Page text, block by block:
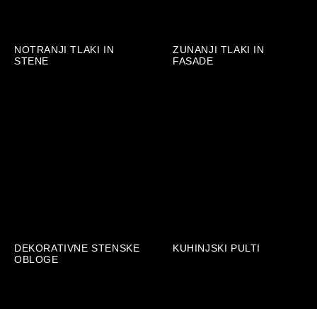
NOTRANJI TLAKI IN
STENE
ZUNANJI TLAKI IN
FASADE
DEKORATIVNE STENSKE
OBLOGE
KUHINJSKI PULTI